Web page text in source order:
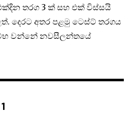
තරග 3 ක් සහ එක් විස්සයි
දෙරට අතර පළමු ටෙස්ට් තරගය
වන්නේ නවසීලන්තයේ